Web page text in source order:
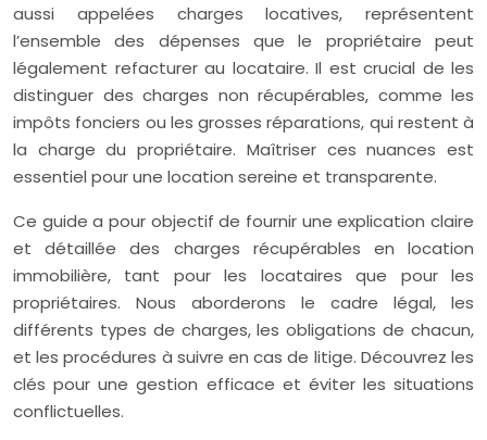
aussi appelées charges locatives, représentent
l’ensemble des dépenses que le propriétaire peut
légalement refacturer au locataire. Il est crucial de les
distinguer des charges non récupérables, comme les
impôts fonciers ou les grosses réparations, qui restent à
la charge du propriétaire. Maîtriser ces nuances est
essentiel pour une location sereine et transparente.
Ce guide a pour objectif de fournir une explication claire
et détaillée des charges récupérables en location
immobilière, tant pour les locataires que pour les
propriétaires. Nous aborderons le cadre légal, les
différents types de charges, les obligations de chacun,
et les procédures à suivre en cas de litige. Découvrez les
clés pour une gestion efficace et éviter les situations
conflictuelles.